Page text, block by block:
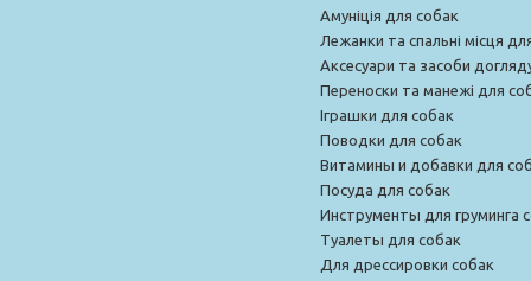
Амуніція для собак
Лежанки та спальні місця
Аксесуари та засоби
Переноски та манежі для
Іграшки для собак
Поводки для собак
Витамины и добавки для
Посуда для собак
Инструменты для груминга
Туалеты для собак
Для дрессировки собак